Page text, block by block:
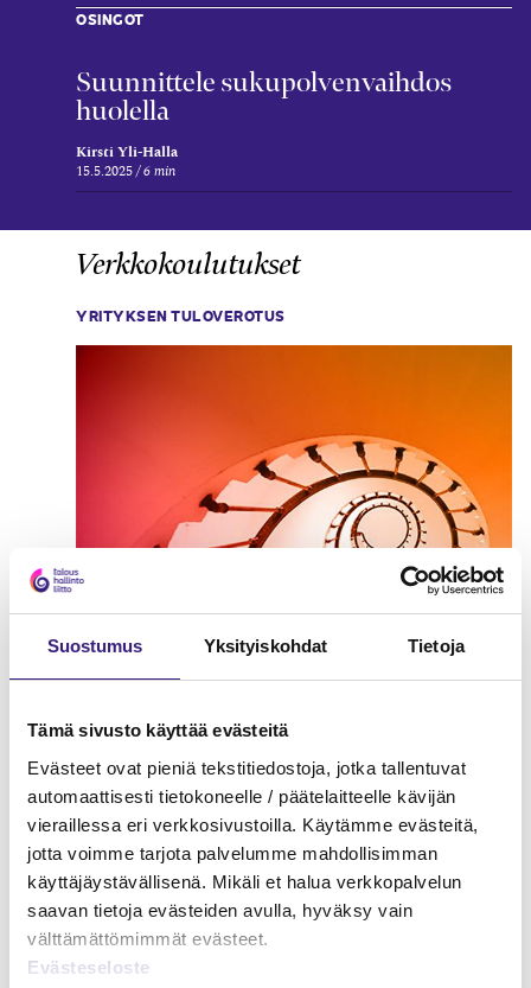
Suostumus Yksityiskohdat Tietoja
Tämä sivusto käyttää evästeitä
Evästeet ovat pieniä tekstitiedostoja, jotka tallentuvat
automaattisesti tietokoneelle / päätelaitteelle kävijän
vieraillessa eri verkkosivustoilla. Käytämme evästeitä,
jotta voimme tarjota palvelumme mahdollisimman
käyttäjäystävällisenä. Mikäli et halua verkkopalvelun
saavan tietoja evästeiden avulla, hyväksy vain
välttämättömimmät evästeet.
Evästeseloste
OSINGOT
Suunnittele sukupolven­vaihdos
huolella
Kirsti Yli-Halla
15.5.2025 6 min
Verkkokoulutukset
YRITYKSEN TULOVEROTUS
Osinkoverotuksen
erityiskysymykset
PALKKA